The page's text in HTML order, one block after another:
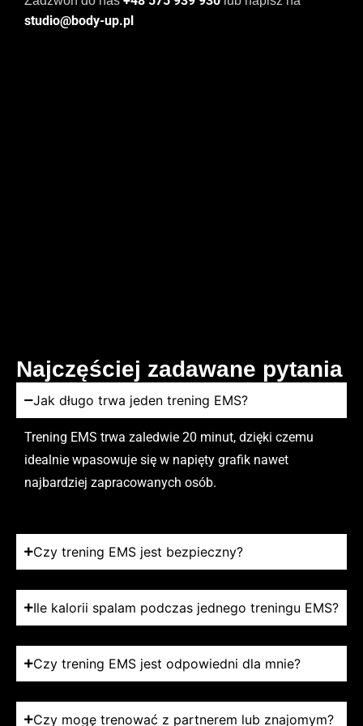
studio@body-up.pl
Najczęściej zadawane pytania
Jak długo trwa jeden trening EMS?
Trening EMS trwa zaledwie 20 minut, dzięki czemu
idealnie wpasowuje się w napięty grafik nawet
najbardziej zapracowanych osób.
Czy trening EMS jest bezpieczny?
Ile kalorii spalam podczas jednego treningu EMS?
Czy trening EMS jest odpowiedni dla mnie?
Czy mogę trenować z partnerem lub znajomym?